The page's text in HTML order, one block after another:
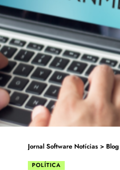
Jornal Software Notícias > Blog
POLÍTICA